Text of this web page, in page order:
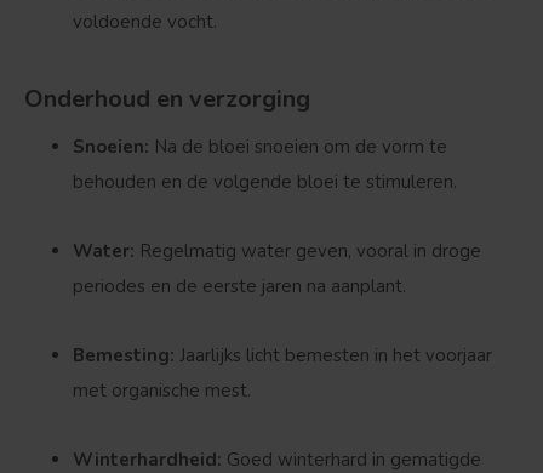
voldoende vocht.
Onderhoud en verzorging
Snoeien: Na de bloei snoeien om de vorm te
behouden en de volgende bloei te stimuleren.
Water: Regelmatig water geven, vooral in droge
periodes en de eerste jaren na aanplant.
Bemesting: Jaarlijks licht bemesten in het voorjaar
met organische mest.
Winterhardheid: Goed winterhard in gematigde
Bolvorm Verspreide vorm